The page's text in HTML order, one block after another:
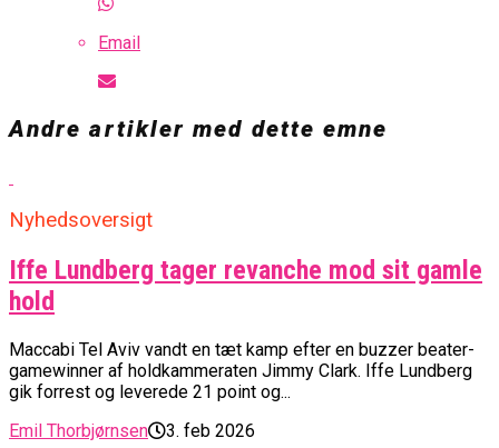
Email
Andre artikler med dette emne
Nyhedsoversigt
Iffe Lundberg tager revanche mod sit gamle
hold
Maccabi Tel Aviv vandt en tæt kamp efter en buzzer beater-
gamewinner af holdkammeraten Jimmy Clark. Iffe Lundberg
gik forrest og leverede 21 point og...
Emil Thorbjørnsen
3. feb 2026